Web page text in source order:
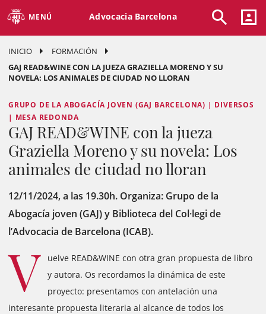
MENÚ Advocacia Barcelona
INICIO
FORMACIÓN
GAJ READ&WINE CON LA JUEZA GRAZIELLA MORENO Y SU
NOVELA: LOS ANIMALES DE CIUDAD NO LLORAN
GRUPO DE LA ABOGACÍA JOVEN (GAJ BARCELONA) | DIVERSOS
| MESA REDONDA
GAJ READ&WINE con la jueza
Graziella Moreno y su novela: Los
animales de ciudad no lloran
12/11/2024, a las 19.30h. Organiza: Grupo de la
Abogacía joven (GAJ) y Biblioteca del Col·legi de
l’Advocacia de Barcelona (ICAB).
V
uelve READ&WINE con otra gran propuesta de libro
y autora. Os recordamos la dinámica de este
proyecto: presentamos con antelación una
interesante propuesta literaria al alcance de todos los